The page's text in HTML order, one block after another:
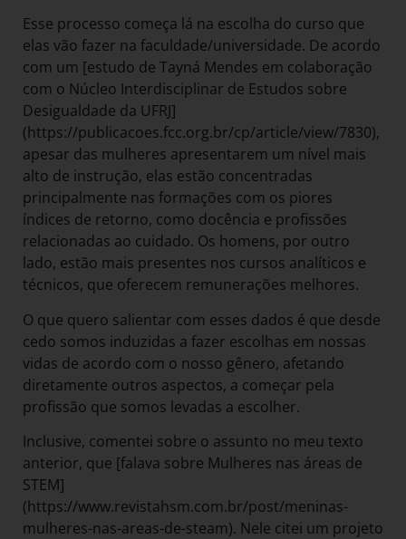
Esse processo começa lá na escolha do curso que
elas vão fazer na faculdade/universidade. De acordo
com um [estudo de Tayná Mendes em colaboração
com o Núcleo Interdisciplinar de Estudos sobre
Desigualdade da UFRJ]
(https://publicacoes.fcc.org.br/cp/article/view/7830),
apesar das mulheres apresentarem um nível mais
alto de instrução, elas estão concentradas
principalmente nas formações com os piores
índices de retorno, como docência e profissões
relacionadas ao cuidado. Os homens, por outro
lado, estão mais presentes nos cursos analíticos e
técnicos, que oferecem remunerações melhores.
O que quero salientar com esses dados é que desde
cedo somos induzidas a fazer escolhas em nossas
vidas de acordo com o nosso gênero, afetando
diretamente outros aspectos, a começar pela
profissão que somos levadas a escolher.
Inclusive, comentei sobre o assunto no meu texto
anterior, que [falava sobre Mulheres nas áreas de
STEM]
(https://www.revistahsm.com.br/post/meninas-
mulheres-nas-areas-de-steam). Nele citei um projeto